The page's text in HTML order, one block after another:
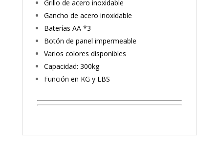
Grillo de acero inoxidable
Gancho de acero inoxidable
Baterías AA *3
Botón de panel impermeable
Varios colores disponibles
Capacidad: 300kg
Función en KG y LBS